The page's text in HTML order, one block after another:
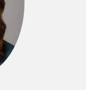
une touche
intemporelle et
élégante à votre sol
IDÉAL POUR LES
ALLERGIES ET
FACILE À